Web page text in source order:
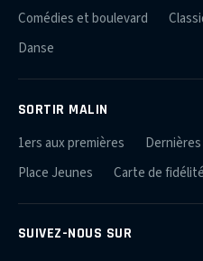
Comédies et boulevard
Danse
SORTIR MALIN
1ers aux premières
Place Jeunes
Carte de fidélité
SUIVEZ-NOUS SUR